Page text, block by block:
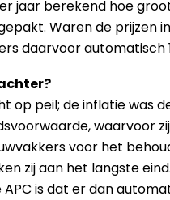
jaar berekend hoe
Waren de prijzen
daarvoor automatisch
op peil; de inflatie was
waarvoor
voor het
zij aan het langste eind.
is dat er dan